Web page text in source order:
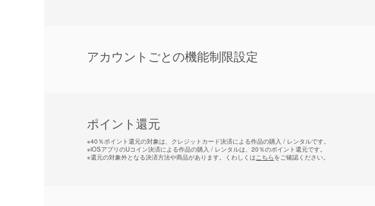
アカウントごとの機能制限設定
ポイント還元
※40％ポイント還元の対象は、クレジットカード決済による作品の購入 / レンタルです。
※iOSアプリのUコイン決済による作品の購入 / レンタルは、20％のポイント還元です。
※還元の対象外となる決済方法や商品があります。くわしくはこちらをご確認ください。